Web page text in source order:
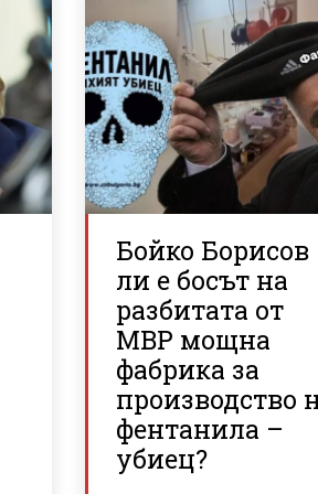
Бойко Борисов
ли е босът на
разбитата от
МВР мощна
фабрика за
производство
фентанила –
убиец?